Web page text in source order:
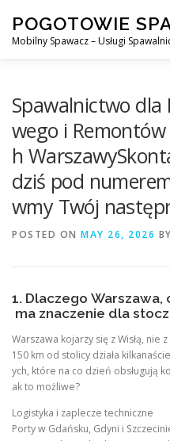
content
POGOTOWIE
Mobilny Spawacz – Usługi
SPAWANIE MIG/MAG
KONTAKT
Spawalnictwo dla
wego i
h
dziś pod
wmy Twój
POSTED ON MAY 26, 2026 BY
1. Dlaczego
ma znaczenie dla
Warszawa kojarzy się z Wisłą, nie
150 km od stolicy działa
ych, które na co dzień obsługują
ak to możliwe?
Logistyka i zaplecze techniczne
Porty w Gdańsku, Gdyni i